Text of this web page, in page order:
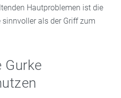
Hautproblemen ist die
als der Griff zum
Gurke